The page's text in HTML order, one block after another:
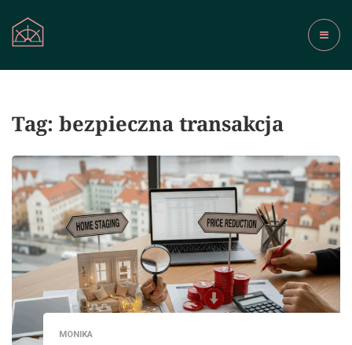
Tag: bezpieczna transakcja
MONIKA